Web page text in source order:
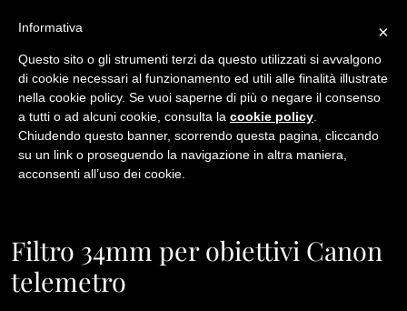
/
USATO
FILTRO 34MM PER OBIETTIVI CANON TELEMETRO
Filtro 34mm per obiettivi Canon
telemetro
×
Informativa
Questo sito o gli strumenti terzi da questo utilizzati si avvalgono
di cookie necessari al funzionamento ed utili alle finalità illustrate
nella cookie policy. Se vuoi saperne di più o negare il consenso
a tutti o ad alcuni cookie, consulta la cookie policy
Chiudendo questo banner, scorrendo questa pagina, cliccando
su un link o proseguendo la navigazione in altra maniera,
acconsenti all’uso dei cookie.